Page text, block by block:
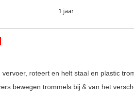
1 jaar
vervoer, roteert en helt staal en plastic
bewegen trommels bij & van het